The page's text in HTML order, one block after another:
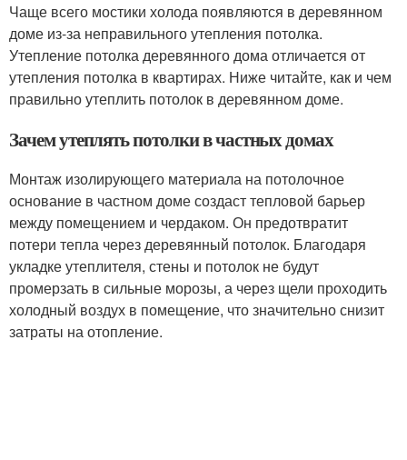
Чаще всего мостики холода появляются в деревянном
доме из-за неправильного утепления потолка.
Утепление потолка деревянного дома отличается от
утепления потолка в квартирах. Ниже читайте, как и чем
правильно утеплить потолок в деревянном доме.
Зачем утеплять потолки в частных домах
Монтаж изолирующего материала на потолочное
основание в частном доме создаст тепловой барьер
между помещением и чердаком. Он предотвратит
потери тепла через деревянный потолок. Благодаря
укладке утеплителя, стены и потолок не будут
промерзать в сильные морозы, а через щели проходить
холодный воздух в помещение, что значительно снизит
затраты на отопление.